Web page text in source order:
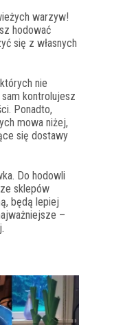
warzyw!
hodować
się z własnych
nie
kontrolujesz
Ponadto,
mowa niżej,
się dostawy
Do hodowli
sklepów
będą lepiej
–